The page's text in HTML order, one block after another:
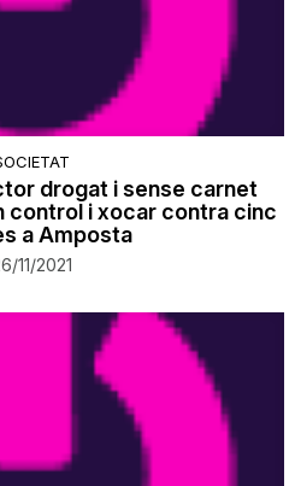
drogat i sense carnet
control i xocar contra cinc
a Amposta
11/2021